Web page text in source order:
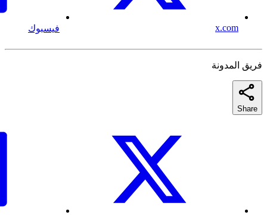
x.com فيسبوك
فريق المدونة
Share